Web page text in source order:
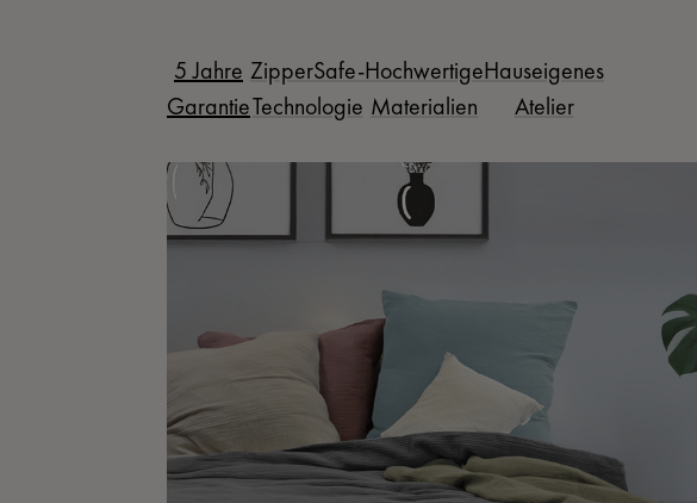
5 Jahre
Garantie
ZipperSafe-
Technologie
Hochwertige
Materialien
Hauseigenes
Atelier